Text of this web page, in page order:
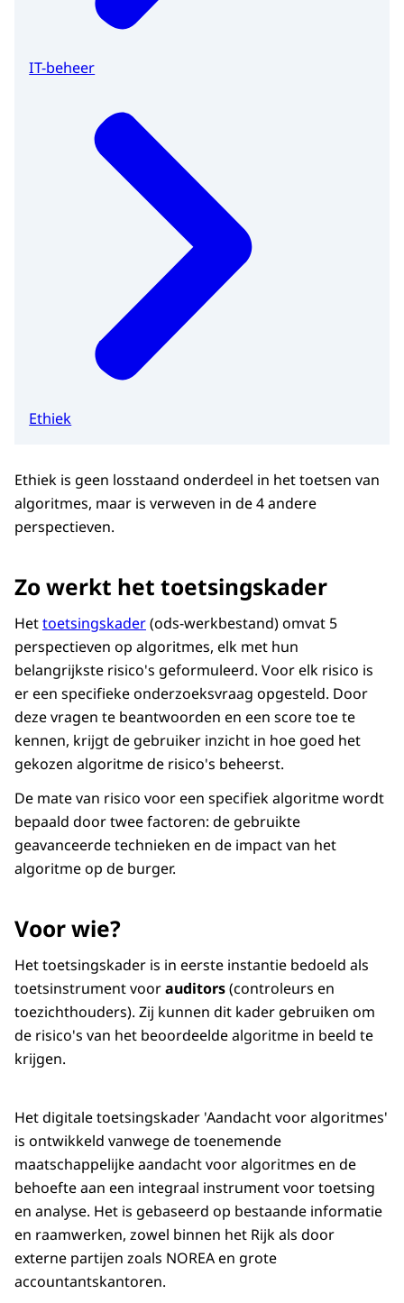
IT-beheer
Ethiek
Ethiek is geen losstaand onderdeel in het toetsen van
algoritmes, maar is verweven in de 4 andere
perspectieven.
Zo werkt het toetsingskader
Hettoetsingskader(ods-werkbestand) omvat 5
perspectieven op algoritmes, elk met hun
belangrijkste risico's geformuleerd. Voor elk risico is
er een specifieke onderzoeksvraag opgesteld. Door
deze vragen te beantwoorden en een score toe te
kennen, krijgt de gebruiker inzicht in hoe goed het
gekozen algoritme de risico's beheerst.
De mate van risico voor een specifiek algoritme wordt
bepaald door twee factoren: de gebruikte
geavanceerde technieken en de impact van het
algoritme op de burger.
Voor wie?
Het toetsingskader is in eerste instantie bedoeld als
toetsinstrument voorauditors(controleurs en
toezichthouders). Zij kunnen dit kader gebruiken om
de risico's van het beoordeelde algoritme in beeld te
krijgen.
Het digitale toetsingskader 'Aandacht voor algoritmes'
is ontwikkeld vanwege de toenemende
maatschappelijke aandacht voor algoritmes en de
behoefte aan een integraal instrument voor toetsing
en analyse. Het is gebaseerd op bestaande informatie
en raamwerken, zowel binnen het Rijk als door
externe partijen zoals NOREA en grote
accountantskantoren.